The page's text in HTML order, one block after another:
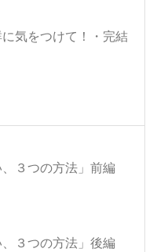
気をつけて！・完結
、３つの方法」前編
、３つの方法」後編